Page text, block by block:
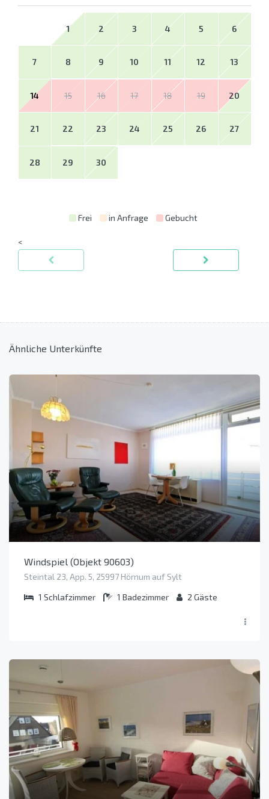
1 2 3 4 5 6
7 8 9 10 11 12 13
14 15 16 17 18 19 20
21 22 23 24 25 26 27
28 29 30
Frei in Anfrage Gebucht
<
Ähnliche Unterkünfte
Windspiel (Objekt 90603)
Steintal 23, App. 5, 25997 Hörnum auf Sylt
1 Schlafzimmer 1 Badezimmer 2 Gäste